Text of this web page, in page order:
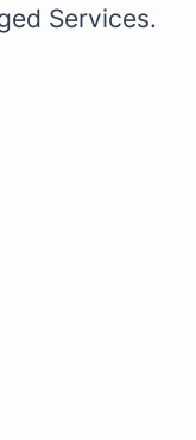
Services.